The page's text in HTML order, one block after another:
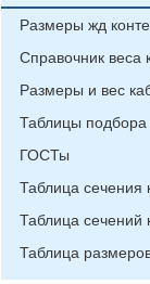
Размеры жд
Справочник веса
Размеры и вес
Таблицы подбора
ГОСТы
Таблица сечения
Таблица
Таблица